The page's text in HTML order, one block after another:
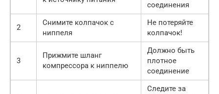
соединения
2
Снимите колпачок с
ниппеля
Не потеряйте
колпачок!
3
Прижмите шланг
компрессора к ниппелю
Должно быть
плотное
соединение
Следите за